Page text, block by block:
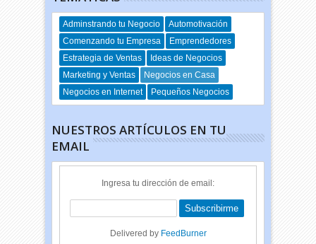
Adminstrando tu Negocio
Automotivación
Comenzando tu Empresa
Emprendedores
Estrategia de Ventas
Ideas de Negocios
Marketing y Ventas
Negocios en Casa
Negocios en Internet
Pequeños Negocios
NUESTROS ARTÍCULOS EN TU
EMAIL
Ingresa tu dirección de email:
Delivered by FeedBurner